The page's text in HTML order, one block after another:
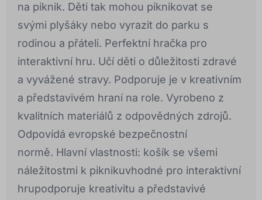
na piknik. Děti tak mohou piknikovat se
svými plyšáky nebo vyrazit do parku s
rodinou a přáteli. Perfektní hračka pro
interaktivní hru. Učí děti o důležitosti zdravé
a vyvážené stravy. Podporuje je v kreativním
a představivém hraní na role. Vyrobeno z
kvalitních materiálů z odpovědných zdrojů.
Odpovídá evropské bezpečnostní
normě. Hlavní vlastnosti: košík se všemi
náležitostmi k piknikuvhodné pro interaktivní
hrupodporuje kreativitu a představivé